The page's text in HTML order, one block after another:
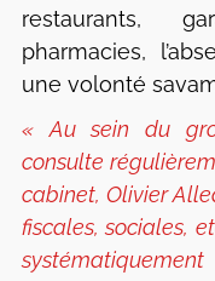
restaurants,
pharmacies,
une volonté
« Au sein du
consulte
cabinet, Olivier
fiscales, sociales,